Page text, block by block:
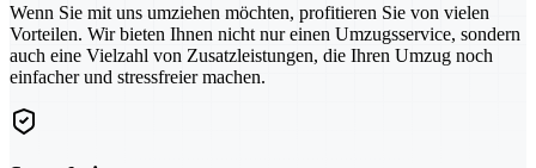
Wenn Sie mit uns umziehen möchten, profitieren Sie von vielen
Vorteilen. Wir bieten Ihnen nicht nur einen Umzugsservice, sondern
auch eine Vielzahl von Zusatzleistungen, die Ihren Umzug noch
einfacher und stressfreier machen.